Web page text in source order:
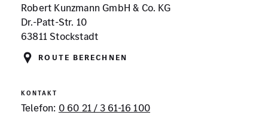
Robert Kunzmann GmbH & Co. KG
Dr.-Patt-Str. 10
63811 Stockstadt
Route berechnen
KONTAKT
Telefon: 0 60 21 / 3 61-16 100